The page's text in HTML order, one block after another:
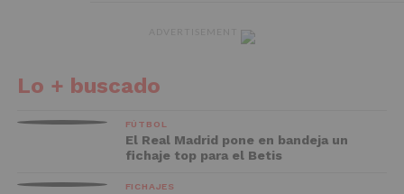
Lo + buscado
FÚTBOL
El Real Madrid pone en bandeja un
fichaje top para el Betis
FICHAJES